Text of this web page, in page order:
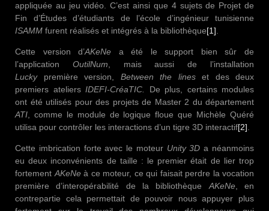
appliquée au jeu vidéo. C’est ainsi que 4 sujets de Projet de
Fin d’Études d’étudiants de l’école d’ingénieur tunisienne
ISAMM furent réalisés et intégrés à la bibliothèque[1].
Cette version d’AKeNe a été le support bien sûr de
l’application OutilNum, mais aussi de l’installation
Luckypremière version, Between the lineset des deux
premiers ateliers IDEFI-CréaTIC.
De plus, certains modules
ont été utilisés pour des projets de Master 2 du département
ATI, comme le module de logique floue que Michèle Quéré
utilisa pour contrôler les interactions d’un tigre 3D interactif[2].
Cette imbrication forte avec le moteur Unity 3D a néanmoins
eu deux inconvénients de taille : le premier était de lier trop
fortementAKeNeà ce moteur, ce qui faisait perdre la vocation
première d’interopérabilité de la bibliothèqueAKeNe, en
contrepartie cela permettait de pouvoir nous appuyer plus